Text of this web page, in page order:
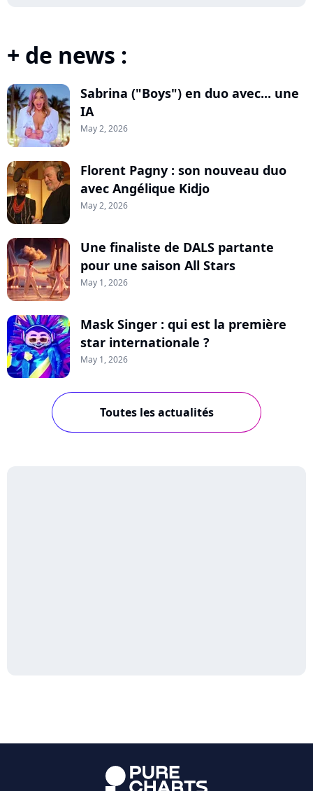
+ de news :
Sabrina ("Boys") en duo avec... une
IA
May 2, 2026
Florent Pagny : son nouveau duo
avec Angélique Kidjo
May 2, 2026
Une finaliste de DALS partante
pour une saison All Stars
May 1, 2026
Mask Singer : qui est la première
star internationale ?
May 1, 2026
Toutes les actualités